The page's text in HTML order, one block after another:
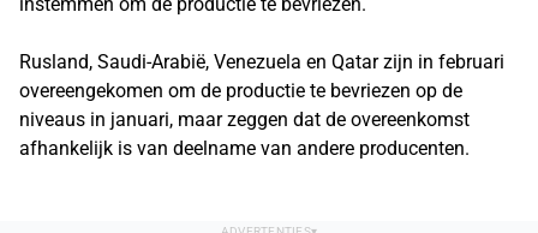
Rusland, Saudi-Arabië, Venezuela en Qatar zijn in februari
overeengekomen om de productie te bevriezen op de
niveaus in januari, maar zeggen dat de overeenkomst
afhankelijk is van deelname van andere producenten.